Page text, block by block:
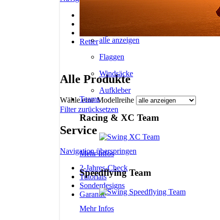
alle anzeigen
Flaggen
Windsäcke
Aufkleber
Teams
Racing & XC Team
Mehr Infos
Speedflying Team
Mehr Infos
Retter
Alle Produkte
Wähle eine Modellreihe
Filter zurücksetzen
Service
Navigation überspringen
2-Jahres-Check
Tutorials
Sonderdesigns
Garantie